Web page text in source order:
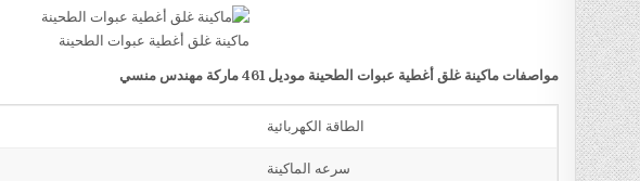
ماكينة غلق أغطية عبوات الطحينة
مواصفات ماكينة غلق أغطية عبوات الطحينة موديل 461 ماركة مهندس منسي
الطاقة الكهربائية
سرعه الماكينة